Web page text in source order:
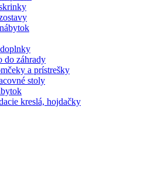
do záhrady
a prístrešky
stoly
kreslá, hojdačky